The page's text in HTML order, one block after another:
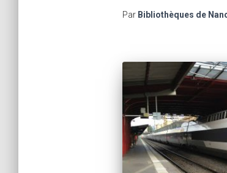
Par Bibliothèques de